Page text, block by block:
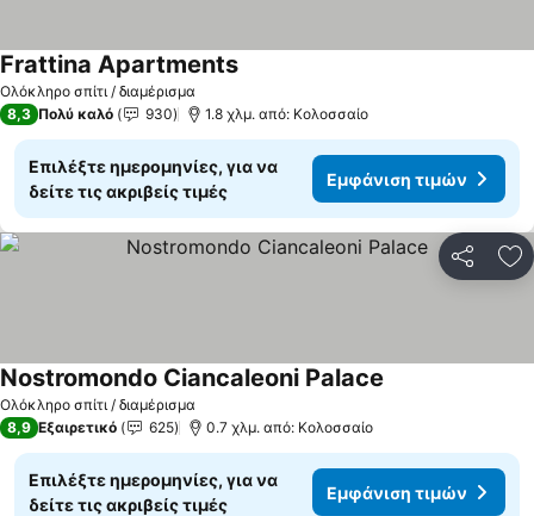
Ολόκληρο σπίτι / διαμέρισμα
Frattina Apartments
8,3 Πολύ καλό 930 1.8 χλμ. από: Κολοσσαίο
Επιλέξτε ημερομηνίες, για να
δείτε τις ακριβείς τιμές
Εμφάνιση τιμών
Ολόκληρο σπίτι / διαμέρισμα
Nostromondo Ciancaleoni Palace
8,9 Εξαιρετικό 625 0.7 χλμ. από: Κολοσσαίο
Επιλέξτε ημερομηνίες, για να
δείτε τις ακριβείς τιμές
Εμφάνιση τιμών